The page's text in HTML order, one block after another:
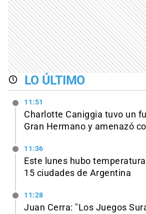
LO ÚLTIMO
11:51
Charlotte Caniggia tuvo un
Gran Hermano y amenazó
11:36
Este lunes hubo
15 ciudades de Argentina
11:28
Juan Cerra: "Los Juegos